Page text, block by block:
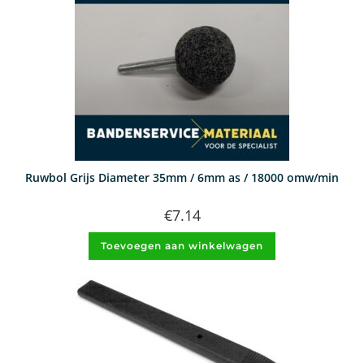
Ruwbol Grijs Diameter 35mm / 6mm as / 18000 omw/min
€7.14
Toevoegen aan winkelwagen